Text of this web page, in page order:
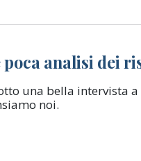
analisi dei
una bella intervista
noi.